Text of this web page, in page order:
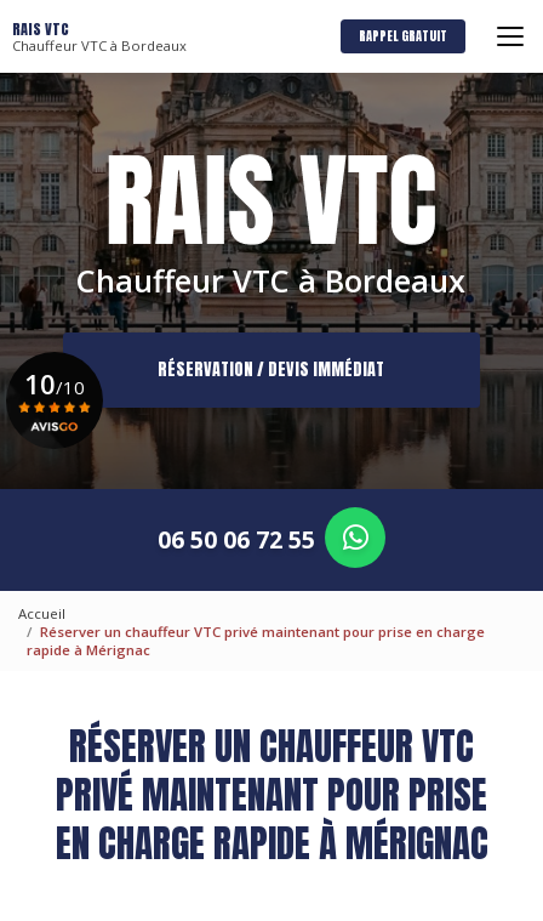
au
contenu
principal
RAIS VTC
Chauffeur VTC à Bordeaux RAPPEL GRATUIT
Chauffeur VTC à Bordeaux
RÉSERVATION / DEVIS IMMÉDIAT
06 50 06 72 55
10/10
Accueil
Réserver un chauffeur VTC privé maintenant pour prise en charge
rapide à Mérignac
RÉSERVER UN CHAUFFEUR VTC
PRIVÉ MAINTENANT POUR PRISE
EN CHARGE RAPIDE À MÉRIGNAC